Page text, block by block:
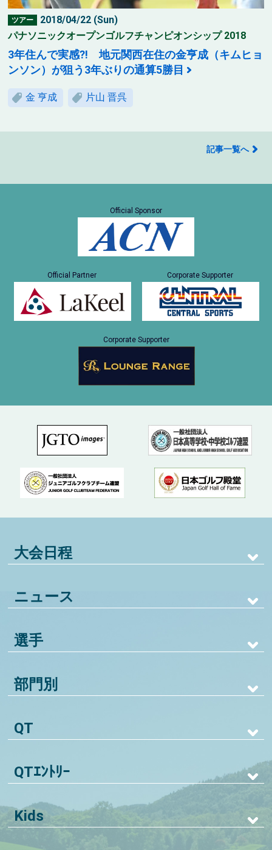
ツアー
2018/04/22 (Sun)
パナソニックオープンゴルフチャンピオンシップ 2018
3年住んで実感?! 地元関西在住の金亨成（キムヒョ
ンソン）が狙う3年ぶりの通算5勝目
金 亨成 片山 晋呉
記事一覧へ
Official Sponsor
Official Partner Corporate Supporter
Corporate Supporter
大会日程
ニュース
選手
部門別
QT
QTｴﾝﾄﾘｰ
Kids